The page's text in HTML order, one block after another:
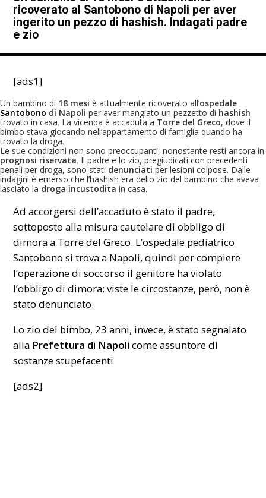
ricoverato al Santobono di Napoli per aver
ingerito un pezzo di hashish. Indagati padre
e zio
[ads1]
Un bambino di 18 mesi è attualmente ricoverato all’ospedale
Santobono di Napoli per aver mangiato un pezzetto di hashish
trovato in casa. La vicenda è accaduta a Torre del Greco, dove il
bimbo stava giocando nell’appartamento di famiglia quando ha
trovato la droga.
Le sue condizioni non sono preoccupanti, nonostante resti ancora in
prognosi riservata. Il padre e lo zio, pregiudicati con precedenti
penali per droga, sono stati denunciati per lesioni colpose. Dalle
indagini è emerso che l’hashish era dello zio del bambino che aveva
lasciato la droga incustodita in casa.
Ad accorgersi dell’accaduto è stato il padre,
sottoposto alla misura cautelare di obbligo di
dimora a Torre del Greco. L’ospedale pediatrico
Santobono si trova a Napoli, quindi per compiere
l’operazione di soccorso il genitore ha violato
l’obbligo di dimora: viste le circostanze, però, non è
stato denunciato.
Lo zio del bimbo, 23 anni, invece, è stato segnalato
alla Prefettura di Napoli come assuntore di
sostanze stupefacenti
[ads2]